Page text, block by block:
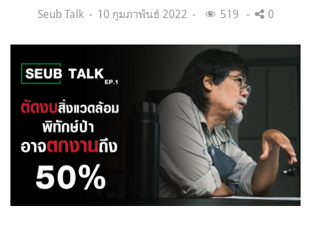
Categories:
Seub Talk
Posted
10 กุมภาพันธ์ 2022 519 0